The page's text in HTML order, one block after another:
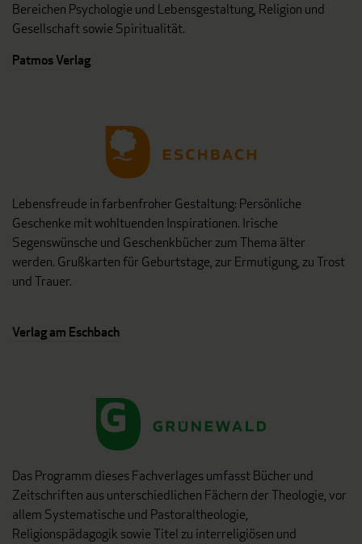
Bereichen Psychologie und Lebensgestaltung, Religion und
Gesellschaft sowie Spiritualität.
Patmos Verlag
Lebensfreude in farbenfroher Gestaltung: Persönliche
Geschenke mit wohltuenden Inspirationen. Irische
Segenswünsche und Geschenkbücher zum Thema älter
werden. Grußkarten für Geburtstage, zur Ermutigung, zu Trost
und Trauer.
Verlag am Eschbach
Das Programm dieses Fachverlages umfasst Bücher und
Zeitschriften aus unterschiedlichen Fächern der Theologie, vor
allem Systematische und Pastoraltheologie,
Religionspädagogik sowie Titel zu interreligiösen und